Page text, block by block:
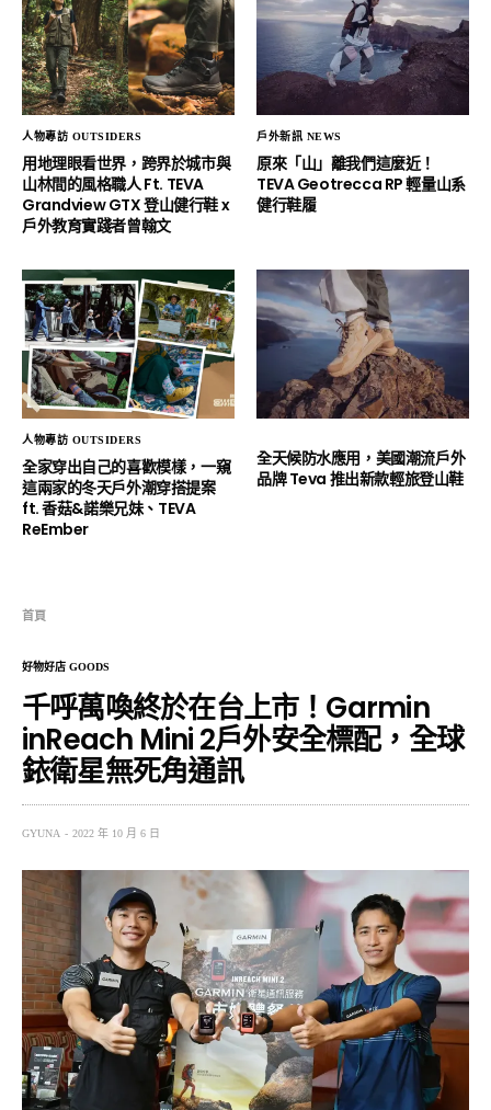
人物專訪 OUTSIDERS
用地理眼看世界，跨界於城市與
山林間的風格職人 Ft. TEVA
Grandview GTX 登山健行鞋 x
戶外教育實踐者曾翰文
戶外新訊 NEWS
原來「山」離我們這麼近！
TEVA Geotrecca RP 輕量山系
健行鞋履
人物專訪 OUTSIDERS
全家穿出自己的喜歡模樣，一窺
這兩家的冬天戶外潮穿搭提案
ft. 香菇&諾樂兄妹、TEVA
ReEmber
全天候防水應用，美國潮流戶外
品牌 Teva 推出新款輕旅登山鞋
首頁
好物好店 GOODS
千呼萬喚終於在台上市！Garmin
inReach Mini 2戶外安全標配，全球
銥衛星無死角通訊
GYUNA 2022 年 10 月 6 日